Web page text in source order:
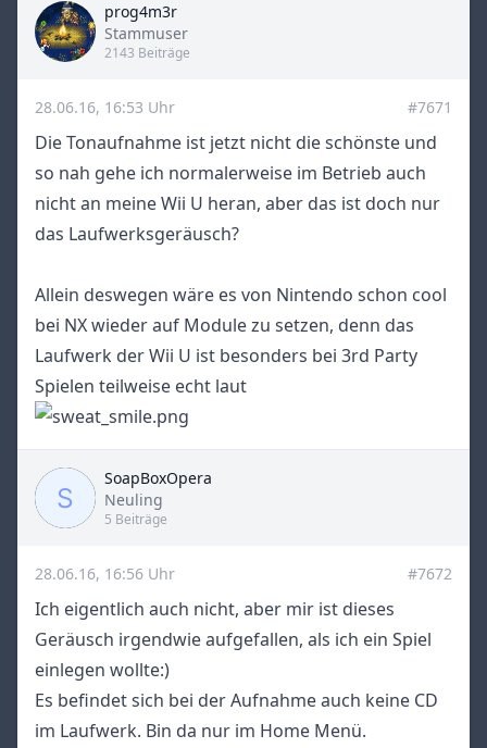
prog4m3r
Title
Stammuser
2143 Beiträge
28.06.16, 16:53 Uhr #7671
Die Tonaufnahme ist jetzt nicht die schönste und
so nah gehe ich normalerweise im Betrieb auch
nicht an meine Wii U heran, aber das ist doch nur
das Laufwerksgeräusch?
Allein deswegen wäre es von Nintendo schon cool
bei NX wieder auf Module zu setzen, denn das
Laufwerk der Wii U ist besonders bei 3rd Party
Spielen teilweise echt laut
SoapBoxOpera
Title
Neuling
5 Beiträge
28.06.16, 16:56 Uhr #7672
Ich eigentlich auch nicht, aber mir ist dieses
Geräusch irgendwie aufgefallen, als ich ein Spiel
einlegen wollte:)
Es befindet sich bei der Aufnahme auch keine CD
im Laufwerk. Bin da nur im Home Menü.